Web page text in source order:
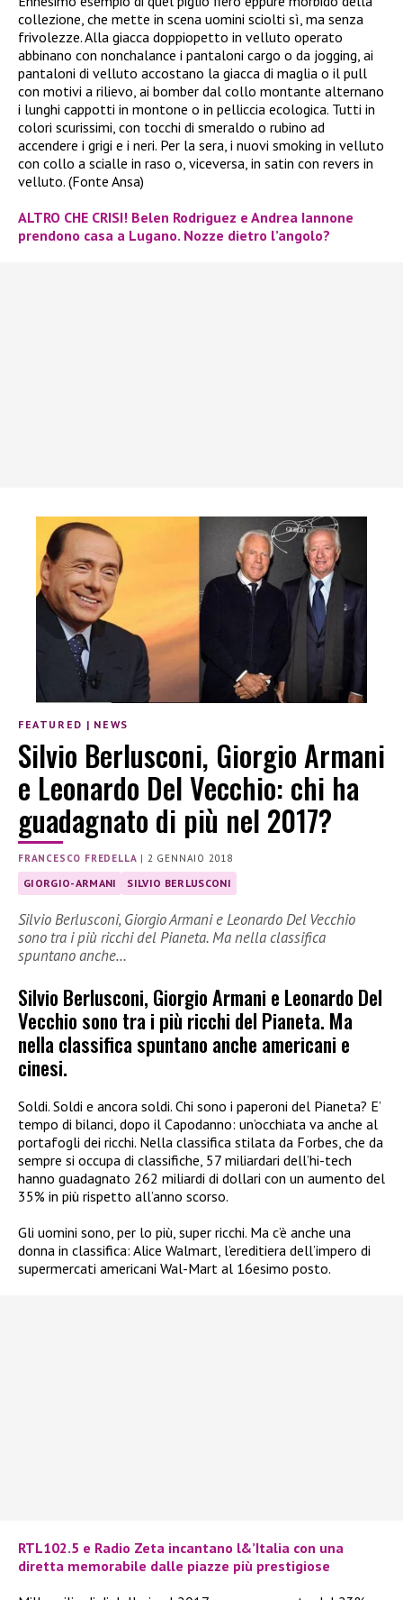
collezione, che mette in scena uomini sciolti sì, ma senza
frivolezze. Alla giacca doppiopetto in velluto operato
abbinano con nonchalance i pantaloni cargo o da jogging, ai
pantaloni di velluto accostano la giacca di maglia o il pull
con motivi a rilievo, ai bomber dal collo montante alternano
i lunghi cappotti in montone o in pelliccia ecologica. Tutti in
colori scurissimi, con tocchi di smeraldo o rubino ad
accendere i grigi e i neri. Per la sera, i nuovi smoking in velluto
con collo a scialle in raso o, viceversa, in satin con revers in
velluto. (Fonte Ansa)
ALTRO CHE CRISI! Belen Rodriguez e Andrea Iannone
prendono casa a Lugano. Nozze dietro l’angolo?
FEATURED | NEWS
Silvio Berlusconi, Giorgio Armani
e Leonardo Del Vecchio: chi ha
guadagnato di più nel 2017?
FRANCESCO FREDELLA | 2 GENNAIO 2018
GIORGIO-ARMANI SILVIO BERLUSCONI
Silvio Berlusconi, Giorgio Armani e Leonardo Del Vecchio
sono tra i più ricchi del Pianeta. Ma nella classifica
spuntano anche…
Silvio Berlusconi, Giorgio Armani e Leonardo Del
Vecchio sono tra i più ricchi del Pianeta. Ma
nella classifica spuntano anche americani e
cinesi.
Soldi. Soldi e ancora soldi. Chi sono i paperoni del Pianeta? E’
tempo di bilanci, dopo il Capodanno: un’occhiata va anche al
portafogli dei ricchi. Nella classifica stilata da Forbes, che da
sempre si occupa di classifiche, 57 miliardari dell’hi-tech
hanno guadagnato 262 miliardi di dollari con un aumento del
35% in più rispetto all’anno scorso.
Gli uomini sono, per lo più, super ricchi. Ma c’è anche una
donna in classifica: Alice Walmart, l’ereditiera dell’impero di
supermercati americani Wal-Mart al 16esimo posto.
RTL102.5 e Radio Zeta incantano l&’Italia con una
diretta memorabile dalle piazze più prestigiose